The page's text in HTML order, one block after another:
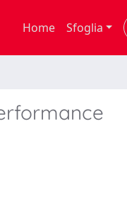
Home Sfoglia